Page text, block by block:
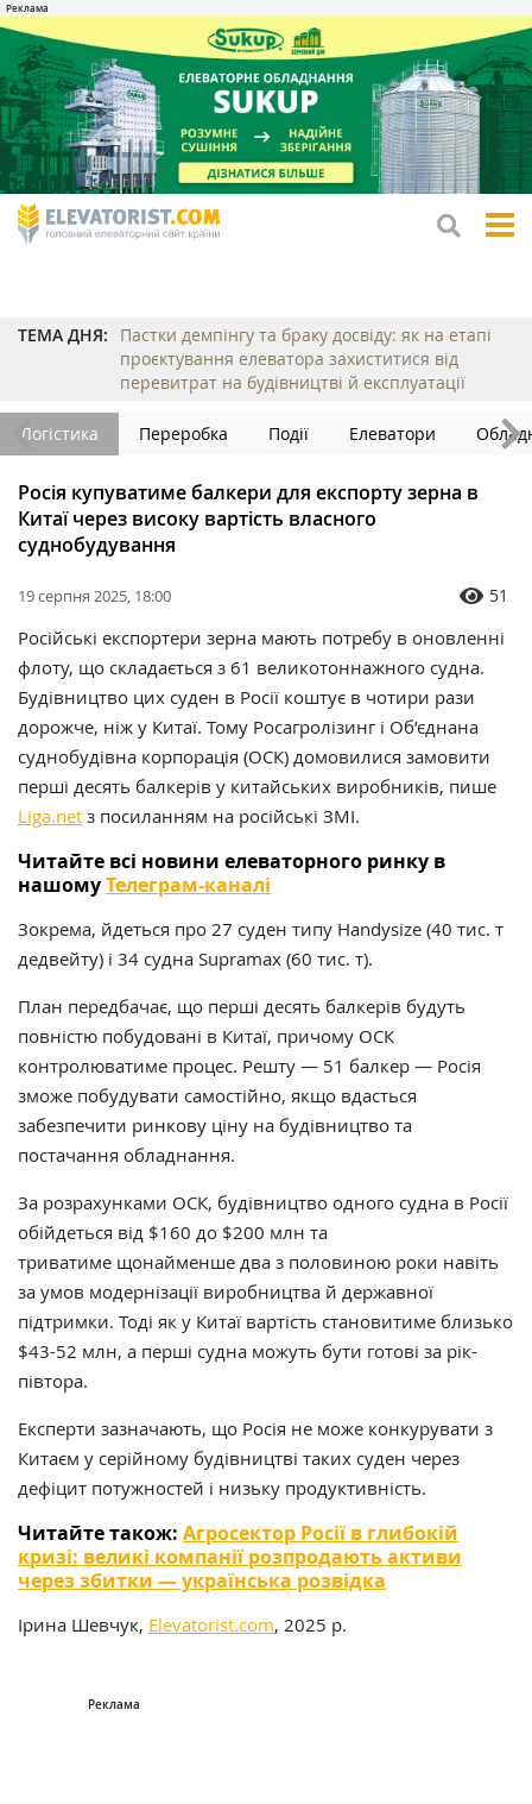
ТЕМА ДНЯ:
Пастки демпінгу та браку досвіду: як на етапі
проєктування елеватора захиститися від
перевитрат на будівництві й експлуатації
Логістика Переробка Події Елеватори
Росія купуватиме балкери для експорту зерна в
Китаї через високу вартість власного
суднобудування
19 серпня 2025, 18:00 51
Російські експортери зерна мають потребу в оновленні
флоту, що складається з 61 великотоннажного судна.
Будівництво цих суден в Росії коштує в чотири рази
дорожче, ніж у Китаї. Тому Росагролізинг і Об’єднана
суднобудівна корпорація (ОСК) домовилися замовити
перші десять балкерів у китайських виробників, пише
Liga.net з посиланням на російські ЗМІ.
Читайте всі новини елеваторного ринку в
нашомуТелеграм-каналі
Зокрема, йдеться про 27 суден типу Handysize (40 тис. т
дедвейту) і 34 судна Supramax (60 тис. т).
План передбачає, що перші десять балкерів будуть
повністю побудовані в Китаї, причому ОСК
контролюватиме процес. Решту — 51 балкер — Росія
зможе побудувати самостійно, якщо вдасться
забезпечити ринкову ціну на будівництво та
постачання обладнання.
За розрахунками ОСК, будівництво одного судна в Росії
обійдеться від $160 до $200 млн та
триватиме щонайменше два з половиною роки навіть
за умов модернізації виробництва й державної
підтримки. Тоді як у Китаї вартість становитиме близько
$43-52 млн, а перші судна можуть бути готові за рік-
півтора.
Експерти зазначають, що Росія не може конкурувати з
Китаєм у серійному будівництві таких суден через
дефіцит потужностей і низьку продуктивність.
Читайте також: Агросектор Росії в глибокій
кризі: великі компанії розпродають активи
через збитки — українська розвідка
Ірина Шевчук, Elevatorist.com, 2025 р.